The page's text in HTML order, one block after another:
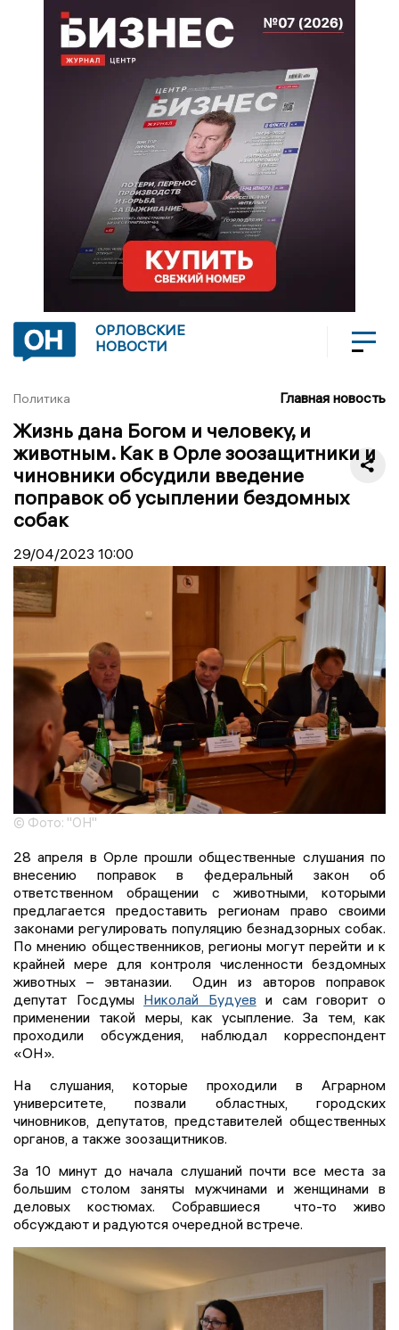
ОРЛОВСКИЕ
НОВОСТИ
Политика Главная новость
Жизнь дана Богом и человеку, и
животным. Как в Орле зоозащитники и
чиновники обсудили введение
поправок об усыплении бездомных
собак
29/04/2023 10:00
© Фото: "ОН"
28 апреля в Орле прошли общественные слушания по
внесению поправок в федеральный закон об
ответственном обращении с животными, которыми
предлагается предоставить регионам право своими
законами регулировать популяцию безнадзорных собак.
По мнению общественников, регионы могут перейти и к
крайней мере для контроля численности бездомных
животных – эвтаназии. Один из авторов поправок
депутат Госдумы Николай Будуев и сам говорит о
применении такой меры, как усыпление. За тем, как
проходили обсуждения, наблюдал корреспондент
«ОН».
На слушания, которые проходили в Аграрном
университете, позвали областных, городских
чиновников, депутатов, представителей общественных
органов, а также зоозащитников.
За 10 минут до начала слушаний почти все места за
большим столом заняты мужчинами и женщинами в
деловых костюмах. Собравшиеся что-то живо
обсуждают и радуются очередной встрече.